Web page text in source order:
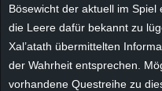
Bösewicht der aktuell im
die Leere dafür bekannt zu
Xal’atath übermittelten
der Wahrheit entsprechen.
vorhandene Questreihe zu